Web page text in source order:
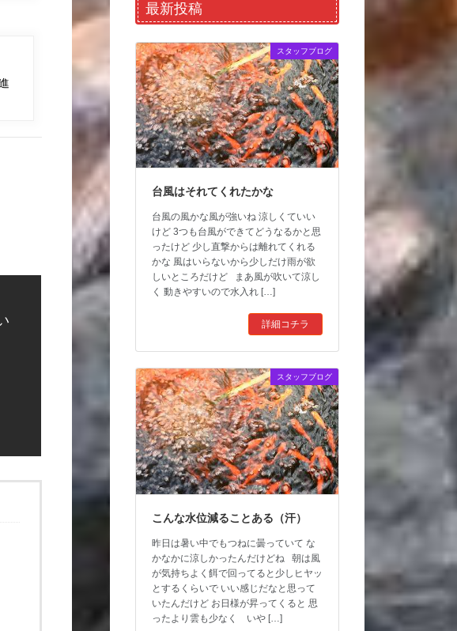
最新投稿
スタッフブログ
台風はそれてくれたかな
台風の風かな風が強いね 涼しくていい
けど 3つも台風ができてどうなるかと思
ったけど 少し直撃からは離れてくれる
かな 風はいらないから少しだけ雨が欲
しいところだけど まあ風が吹いて涼し
く 動きやすいので水入れ […]
詳細コチラ
スタッフブログ
こんな水位減ることある（汗）
昨日は暑い中でもつねに曇っていて な
かなかに涼しかったんだけどね 朝は風
が気持ちよく餌で回ってると少しヒヤッ
とするくらいで いい感じだなと思って
いたんだけど お日様が昇ってくると 思
ったより雲も少なく いや […]